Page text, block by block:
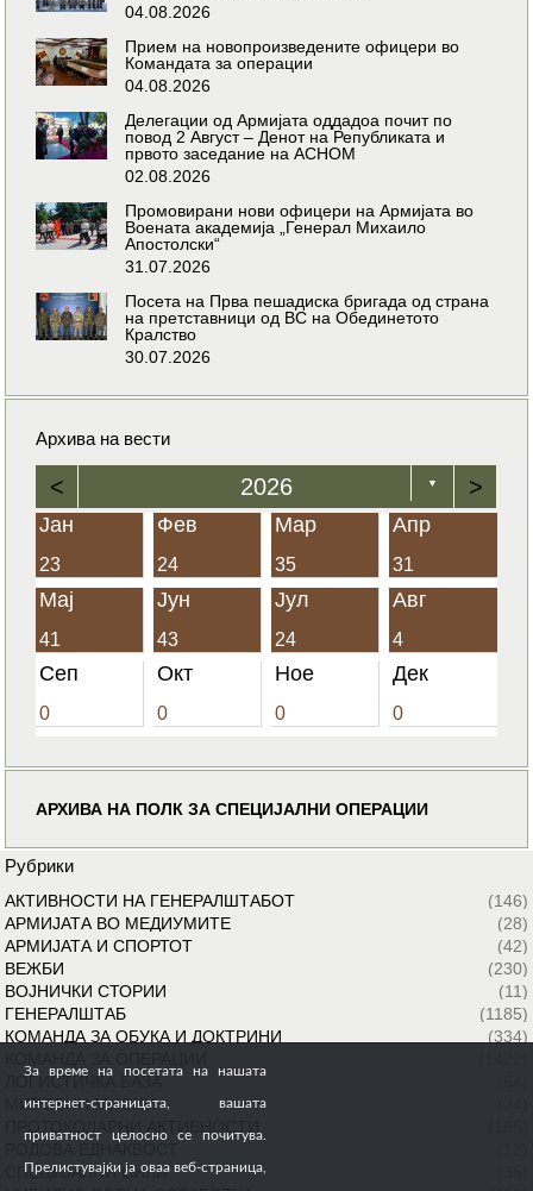
04.08.2026
Прием на новопроизведените офицери во
Командата за операции
04.08.2026
Делегации од Армијата оддадоа почит по
повод 2 Август – Денот на Републиката и
првото заседание на АСНОМ
02.08.2026
Промовирани нови офицери на Армијата во
Воената академија „Генерал Михаило
Апостолски“
31.07.2026
Посета на Прва пешадиска бригада од страна
на претставници од ВС на Обединетото
Кралство
30.07.2026
Архива на вести
< 2026 ▼ >
Јан
23
Фев
24
Мар
35
Апр
31
Мај
41
Јун
43
Јул
24
Авг
4
Сеп
0
Окт
0
Ное
0
Дек
0
АРХИВА НА ПОЛК ЗА СПЕЦИЈАЛНИ ОПЕРАЦИИ
Рубрики
АКТИВНОСТИ НА ГЕНЕРАЛШТАБОТ
(146)
АРМИЈАТА ВО МЕДИУМИТЕ
(28)
АРМИЈАТА И СПОРТОТ
(42)
ВЕЖБИ
(230)
ВОЈНИЧКИ СТОРИИ
(11)
ГЕНЕРАЛШТАБ
(1185)
КОМАНДА ЗА ОБУКА И ДОКТРИНИ
(334)
ЛОГИСТИЧКА БАЗА
МИРОВНИ МИСИИ
СПЕЦИЈАЛНИ СИЛИ
За време на посетата на нашата
интернет-страницата, вашата
приватност целосно се почитува.
Прелистувајќи ја оваа веб-страница,